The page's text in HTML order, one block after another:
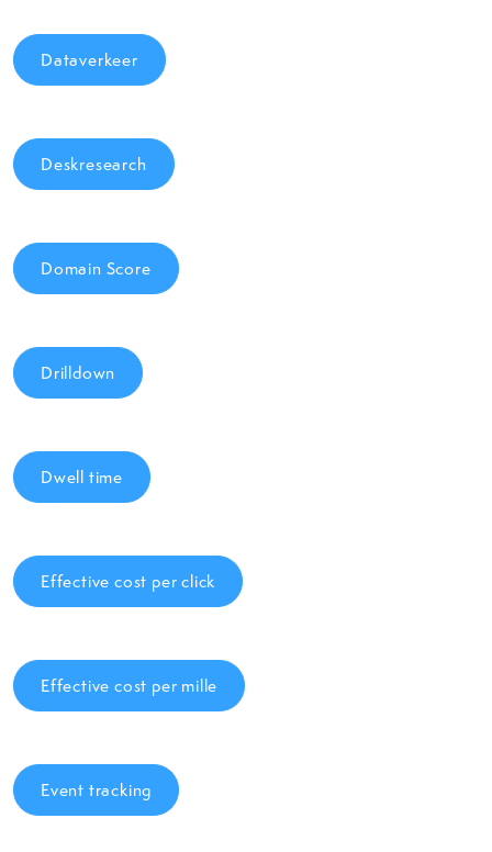
Dataverkeer
Deskresearch
Domain Score
Drilldown
Dwell time
Effective cost per click
Effective cost per mille
Event tracking